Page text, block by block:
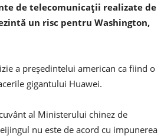
de telecomunicaţii realizate de
un risc pentru Washington,
a preşedintelui american ca fiind o
gigantului Huawei.
al Ministerului chinez de
nu este de acord cu impunerea